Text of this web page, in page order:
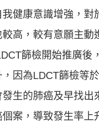
健康意識增強，對
高，較有意願主動
篩檢開始推廣後
因為LDCT篩檢等
生的肺癌及早找出
案，導致發生率上